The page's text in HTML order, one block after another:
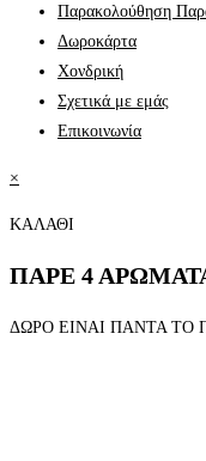
Παρακολούθηση
Δωροκάρτα
Χονδρική
Σχετικά με εμάς
Επικοινωνία
×
ΚΑΛΑΘΙ
ΠΑΡΕ 4
ΔΩΡΟ ΕΙΝΑΙ ΠΑΝΤΑ